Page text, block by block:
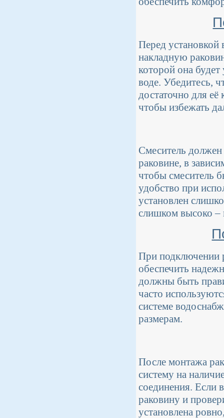
Перед
накладную
которой она
воде. Убедитесь,
достаточно для
чтобы избежать
Смеситель должен
раковине, в
чтобы смеситель
удобство при
установлен
слишком высоко –
При подключении
обеспечить
должны быть
часто
системе
размерам.
После монтажа
систему на
соединения. Если
раковину и
установлена